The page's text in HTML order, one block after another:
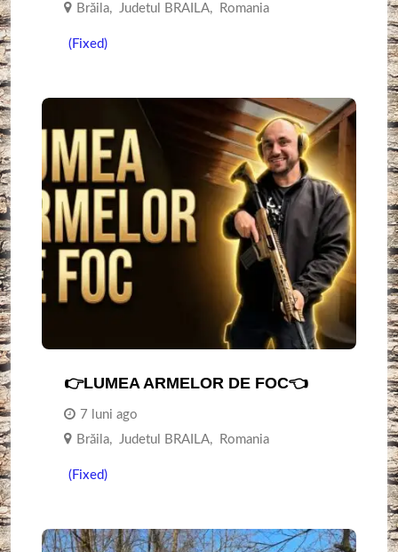
Brăila, Judetul BRAILA, Romania
(Fixed)
👉LUMEA ARMELOR DE FOC👈
7 luni ago
Brăila, Judetul BRAILA, Romania
(Fixed)